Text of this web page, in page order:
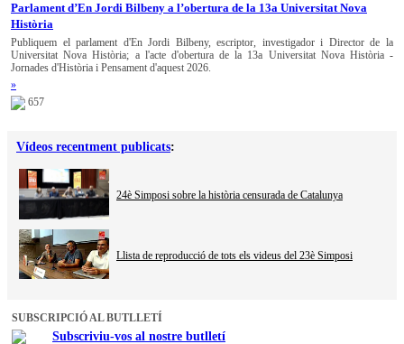
Parlament d’En Jordi Bilbeny a l’obertura de la 13a Universitat Nova
Història
Publiquem el parlament d'En Jordi Bilbeny, escriptor, investigador i Director de la
Universitat Nova Història; a l'acte d'obertura de la 13a Universitat Nova Història -
Jornades d'Història i Pensament d'aquest 2026.
»
657
Vídeos recentment publicats:
24è Simposi sobre la història censurada de Catalunya
Llista de reproducció de tots els videus del 23è Simposi
SUBSCRIPCIÓ AL BUTLLETÍ
Subscriviu-vos al nostre butlletí